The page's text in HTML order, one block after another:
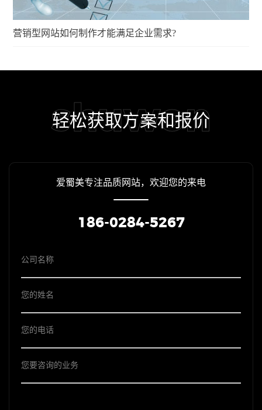
营销型网站如何制作才能满足企业需求?
shuwon
轻松获取方案和报价
爱蜀美专注品质网站，欢迎您的来电
186-0284-5267